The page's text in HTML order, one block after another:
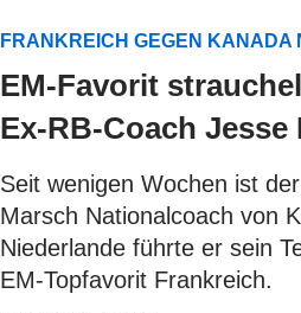
FRANKREICH GEGEN KANADA
EM-Favorit
Ex-RB-Coach Jesse
Seit wenigen Wochen ist
Marsch Nationalcoach von
Niederlande führte er sein
EM-Topfavorit Frankreich.